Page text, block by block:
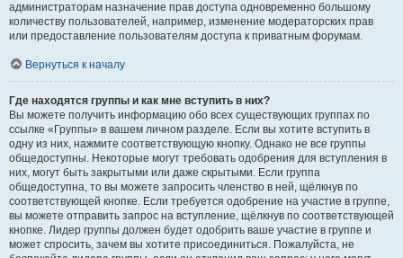
администраторам назначение прав доступа одновременно большому
количеству пользователей, например, изменение модераторских прав
или предоставление пользователям доступа к приватным форумам.
Вернуться к началу
Где находятся группы и как мне вступить в них?
Вы можете получить информацию обо всех существующих группах по
ссылке «Группы» в вашем личном разделе. Если вы хотите вступить в
одну из них, нажмите соответствующую кнопку. Однако не все группы
общедоступны. Некоторые могут требовать одобрения для вступления в
них, могут быть закрытыми или даже скрытыми. Если группа
общедоступна, то вы можете запросить членство в ней, щёлкнув по
соответствующей кнопке. Если требуется одобрение на участие в группе,
вы можете отправить запрос на вступление, щёлкнув по соответствующей
кнопке. Лидер группы должен будет одобрить ваше участие в группе и
может спросить, зачем вы хотите присоединиться. Пожалуйста, не